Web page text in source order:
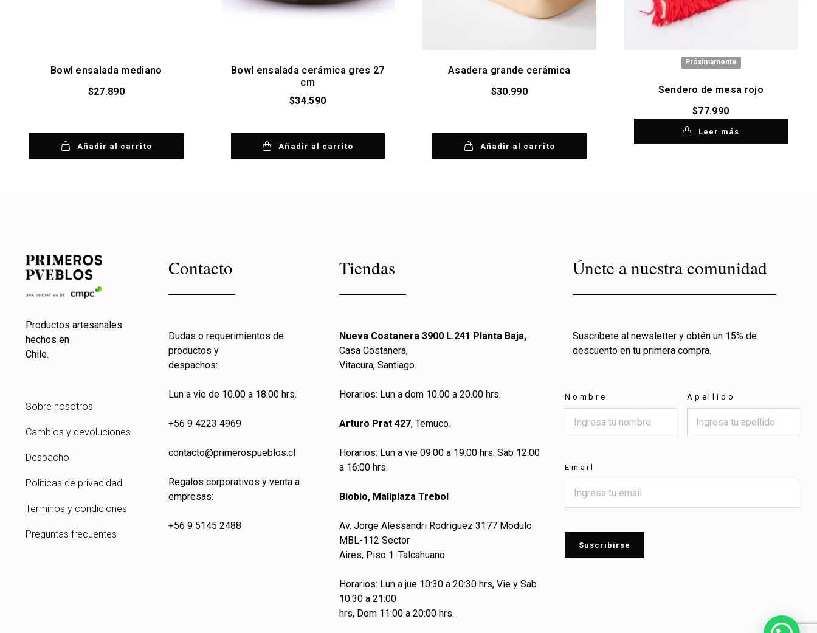
Bowl ensalada mediano
$27.890
Añadir al carrito
Bowl ensalada cerámica gres 27
cm
$34.590
Añadir al carrito
Asadera grande cerámica
$30.990
Añadir al carrito
Próximamente
Sendero de mesa rojo
$77.990
Leer más
Productos artesanales
hechos en
Chile.
Sobre nosotros
Cambios y devoluciones
Despacho
Politicas de privacidad
Terminos y condiciones
Preguntas frecuentes
Contacto
Dudas o requerimientos de
productos y
despachos:
Lun a vie de 10.00 a 18.00 hrs.
+56 9 4223 4969
contacto@primerospueblos.cl
Regalos corporativos y venta a
empresas:
+56 9 5145 2488
Tiendas
Nueva Costanera 3900 L.241 Planta Baja,
Casa Costanera,
Vitacura, Santiago.
Horarios: Lun a dom 10.00 a 20.00 hrs.
Arturo Prat 427, Temuco.
Horarios: Lun a vie 09.00 a 19.00 hrs. Sab 12:00
a 16:00 hrs.
Biobio, Mallplaza Trebol
Av. Jorge Alessandri Rodriguez 3177 Modulo
MBL-112 Sector
Aires, Piso 1. Talcahuano.
Horarios: Lun a jue 10:30 a 20:30 hrs, Vie y Sab
10:30 a 21:00
hrs, Dom 11:00 a 20:00 hrs.
Únete a nuestra comunidad
Suscríbete al newsletter y obtén un 15% de
descuento en tu primera compra.
Nombre Apellido
Email
Suscribirse